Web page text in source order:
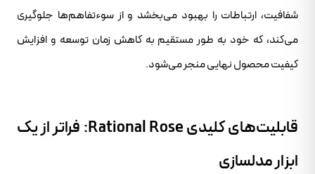
شفافیت، ارتباطات را بهبود می‌بخشد و از سوءتفاهم‌ها جلوگیری
می‌کند، که خود به طور مستقیم به کاهش زمان توسعه و افزایش
کیفیت محصول نهایی منجر می‌شود.
قابلیت‌های کلیدی Rational Rose: فراتر از یک
ابزار مدلسازی